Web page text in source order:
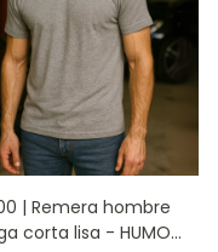
| Remera hombre
corta lisa - HUMO